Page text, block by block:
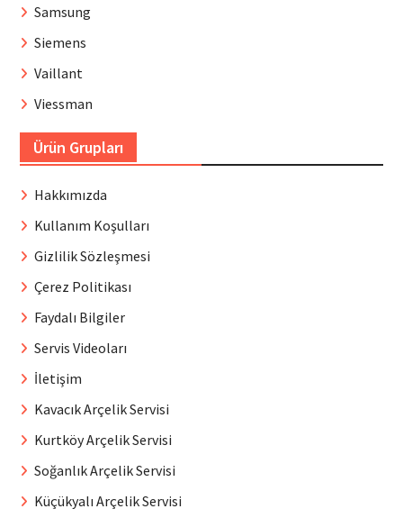
Samsung
Siemens
Vaillant
Viessman
Ürün Grupları
Hakkımızda
Kullanım Koşulları
Gizlilik Sözleşmesi
Çerez Politikası
Faydalı Bilgiler
Servis Videoları
İletişim
Kavacık Arçelik Servisi
Kurtköy Arçelik Servisi
Soğanlık Arçelik Servisi
Küçükyalı Arçelik Servisi